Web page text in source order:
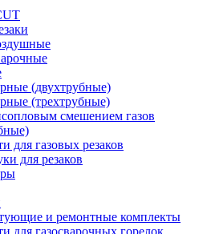
(двухтрубные)
(трехтрубные)
смешением газов
для газовых резаков
для резаков
и ремонтные комплекты
для газосварочных горелок